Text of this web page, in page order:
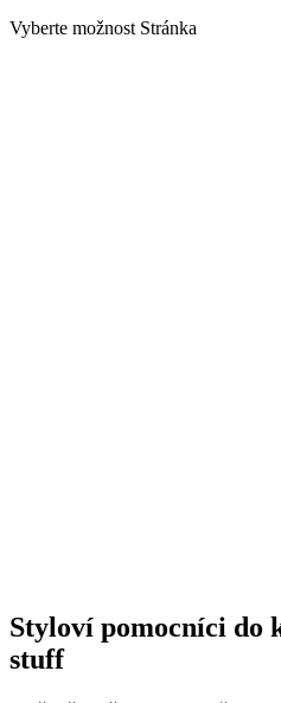
Vyberte možnost Stránka
Styloví pomocníci do
stuff